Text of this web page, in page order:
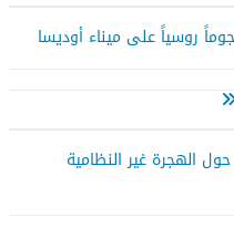
روسياً على ميناء أوديسا
الهجرة غير النظامية